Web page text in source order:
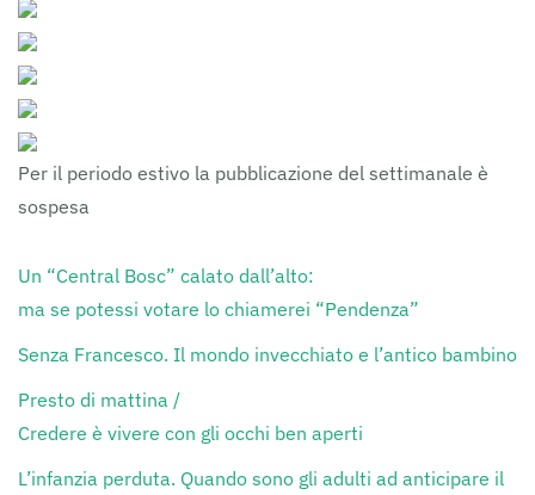
Per il periodo estivo la pubblicazione del settimanale è
sospesa
Un “Central Bosc” calato dall’alto:
ma se potessi votare lo chiamerei “Pendenza”
Senza Francesco. Il mondo invecchiato e l’antico bambino
Presto di mattina /
Credere è vivere con gli occhi ben aperti
L’infanzia perduta. Quando sono gli adulti ad anticipare il